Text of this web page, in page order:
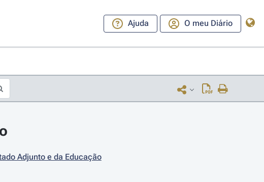
Ajuda O meu Diário
Adjunto e da Educação